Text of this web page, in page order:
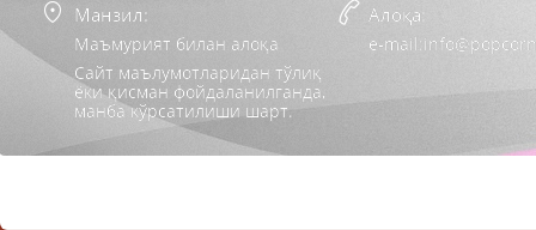
Манзил:
Маъмурият билан алоқа
Сайт маълумотларидан тўлиқ
ёки қисман фойдаланилганда,
манба кўрсатилиши шарт.
Алоқа:
e-